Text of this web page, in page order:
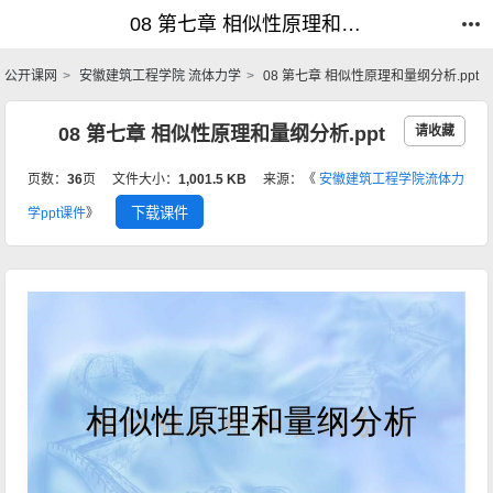
08 第七章 相似性原理和量纲分析.ppt_流体力学_公开课网
08 第七章 相似性原理和量纲分析.ppt_流体力学_公开课网
公开课网 安徽建筑工程学院 流体力学 08 第七章 相似性原理和量纲分析.ppt
08 第七章 相似性原理和量纲分析.ppt 请收藏
页数：36页 文件大小：1,001.5 KB 来源：《安徽建筑工程学院流体力
学ppt课件》 下载课件